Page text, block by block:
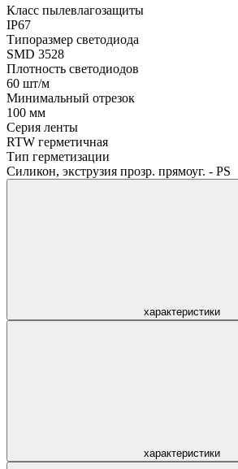
Класс пылевлагозащиты
IP67
Типоразмер светодиода
SMD 3528
Плотность светодиодов
60 шт/м
Минимальный отрезок
100 мм
Серия ленты
RTW герметичная
Тип герметизации
Силикон, экструзия прозр. прямоуг. - PS
характеристики
характеристики